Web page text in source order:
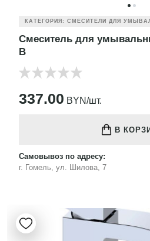
КАТЕГОРИЯ: СМЕСИТЕЛИ ДЛЯ
Смеситель для
B
337.00 BYN/шт.
В
Самовывоз по адресу:
г. Гомель, ул. Шилова, 7